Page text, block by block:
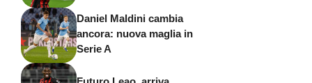
Daniel Maldini cambia
ancora: nuova maglia in
Serie A